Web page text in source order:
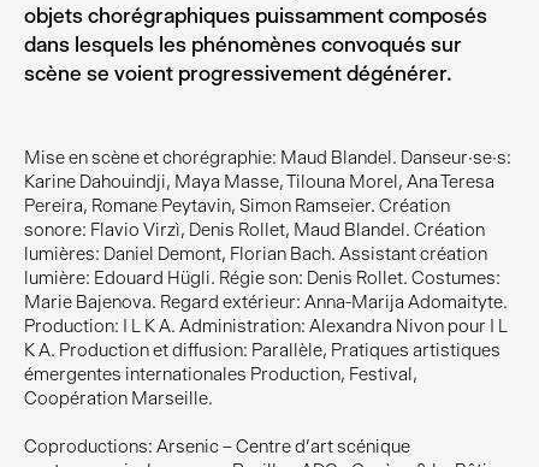
Mise en scène et chorégraphie: Maud Blandel. Danseur·se·s:
Karine Dahouindji, Maya Masse, Tilouna Morel, Ana Teresa
Pereira, Romane Peytavin, Simon Ramseier. Création
sonore: Flavio Virzì, Denis Rollet, Maud Blandel. Création
lumières: Daniel Demont, Florian Bach. Assistant création
lumière: Edouard Hügli. Régie son: Denis Rollet. Costumes:
Marie Bajenova. Regard extérieur: Anna-Marija Adomaityte.
Production: I L K A. Administration: Alexandra Nivon pour I L
K A. Production et diffusion: Parallèle, Pratiques artistiques
émergentes internationales Production, Festival,
Coopération Marseille.
Coproductions: Arsenic – Centre d’art scénique
objets chorégraphiques puissamment composés
dans lesquels les phénomènes convoqués sur
scène se voient progressivement dégénérer.